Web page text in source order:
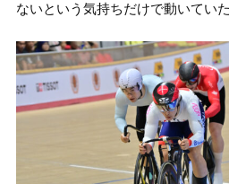
ないという気持ちだけで動いてい